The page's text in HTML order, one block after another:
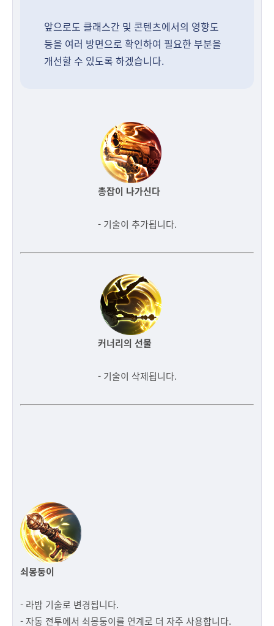
앞으로도 클래스간 및 콘텐츠에서의 영향도
등을 여러 방면으로 확인하여 필요한 부분을
개선할 수 있도록 하겠습니다.
총잡이 나가신다
- 기술이 추가됩니다.
커너리의 선물
- 기술이 삭제됩니다.
쇠몽둥이
- 라밤 기술로 변경됩니다.
- 자동 전투에서 쇠몽둥이를 연계로 더 자주 사용합니다.